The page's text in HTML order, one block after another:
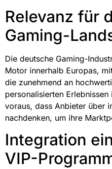
Relevanz für
Gaming-
Die deutsche Gaming-
Motor innerhalb Europas,
die zunehmend an
personalisierten
voraus, dass Anbieter über
nachdenken, um ihre
Integration
VIP-